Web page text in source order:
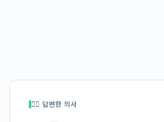
👩‍⚕️ 답변한 의사